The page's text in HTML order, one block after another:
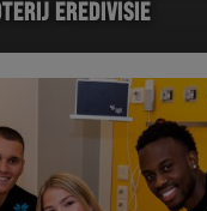
EREDIVISIE